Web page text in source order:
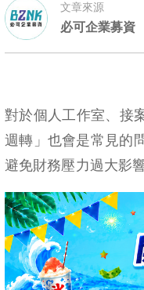
文章來源
必可企業募資
對於個人工作室、接
週轉」也會是常見的
避免財務壓力過大影